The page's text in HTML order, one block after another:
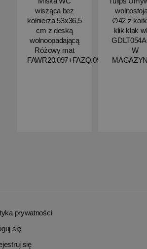
wisząca bez
kołnierza 53x36,5
cm z deską
wolnoopadającą
Różowy mat
FAWR20.097+FAZQ.097
∅42 z
klik klak
W
prywatności
się
się